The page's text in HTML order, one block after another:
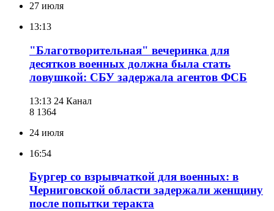
27 июля
13:13
"Благотворительная" вечеринка для
десятков военных должна была стать
ловушкой: СБУ задержала агентов ФСБ
13:13 24 Канал
8 1364
24 июля
16:54
Бургер со взрывчаткой для военных: в
Черниговской области задержали женщину
после попытки теракта